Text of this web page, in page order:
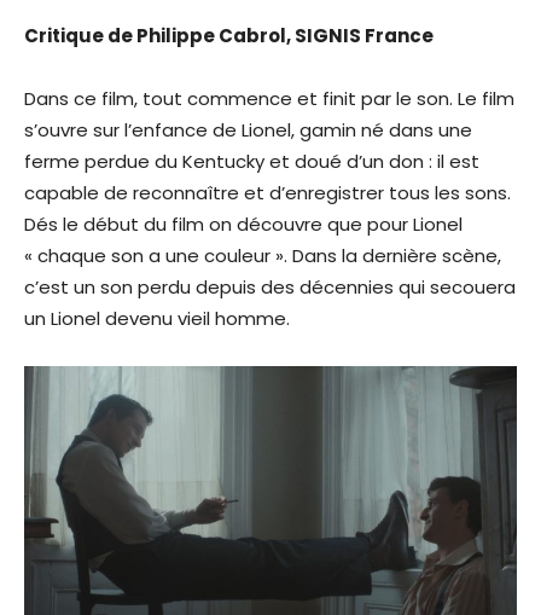
Critique de Philippe Cabrol, SIGNIS France
Dans ce film, tout commence et finit par le son. Le film
s’ouvre sur l’enfance de Lionel, gamin né dans une
ferme perdue du Kentucky et doué d’un don : il est
capable de reconnaître et d’enregistrer tous les sons.
Dés le début du film on découvre que pour Lionel
« chaque son a une couleur ». Dans la dernière scène,
c’est un son perdu depuis des décennies qui secouera
un Lionel devenu vieil homme.